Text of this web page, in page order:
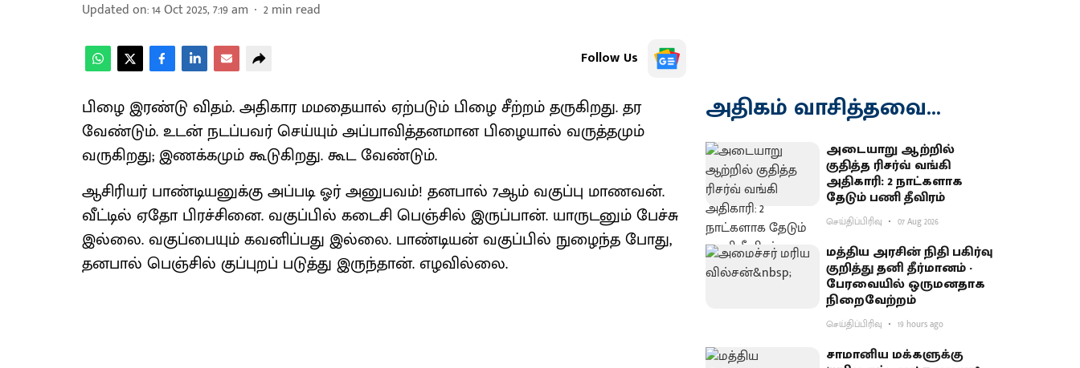
Updated on:14 Oct 2025, 7:19 am 2min read
Follow Us
பிழை இரண்டு விதம். அதிகார மமதையால் ஏற்படும் பிழை சீற்றம் தருகிறது. தர
வேண்டும். உடன் நடப்பவர் செய்யும் அப்பாவித்தனமான பிழையால் வருத்தமும்
வருகிறது; இணக்கமும் கூடுகிறது. கூட வேண்டும்.
ஆசிரியர் பாண்டியனுக்கு அப்படி ஓர் அனுபவம்! தனபால் 7ஆம் வகுப்பு மாணவன்.
வீட்டில் ஏதோ பிரச்சினை. வகுப்பில் கடைசி பெஞ்சில் இருப்பான். யாருடனும் பேச்சு
இல்லை. வகுப்பையும் கவனிப்பது இல்லை. பாண்டியன் வகுப்பில் நுழைந்த போது,
தனபால் பெஞ்சில் குப்புறப் படுத்து இருந்தான். எழவில்லை.
அதிகம் வாசித்தவை...
அடையாறு ஆற்றில்
குதித்த ரிசர்வ் வங்கி
அதிகாரி: 2 நாட்களாக
தேடும் பணி தீவிரம்
செய்திப்பிரிவு 07 Aug 2026
மத்திய அரசின் நிதி பகிர்வு
குறித்து தனி தீர்மானம் -
பேரவையில் ஒருமனதாக
நிறைவேற்றம்
செய்திப்பிரிவு 19 hours ago
சாமானிய மக்களுக்கு